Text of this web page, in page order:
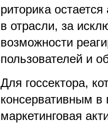
риторика
в отрасли, за
возможности
пользователей и
Для госсектора,
консервативным
маркетинговая